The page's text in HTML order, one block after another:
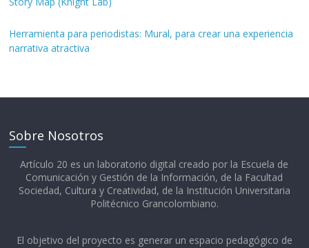
Herramienta para periodistas: Mural, para crear una experiencia
narrativa atractiva
Sobre Nosotros
Artículo 20 es un laboratorio digital creado por la Escuela de
Comunicación y Gestión de la Información, de la Facultad
Sociedad, Cultura y Creatividad, de la Institución Universitaria
Politécnico Grancolombiano.​
El objetivo del proyecto es generar un espacio pedagógico de